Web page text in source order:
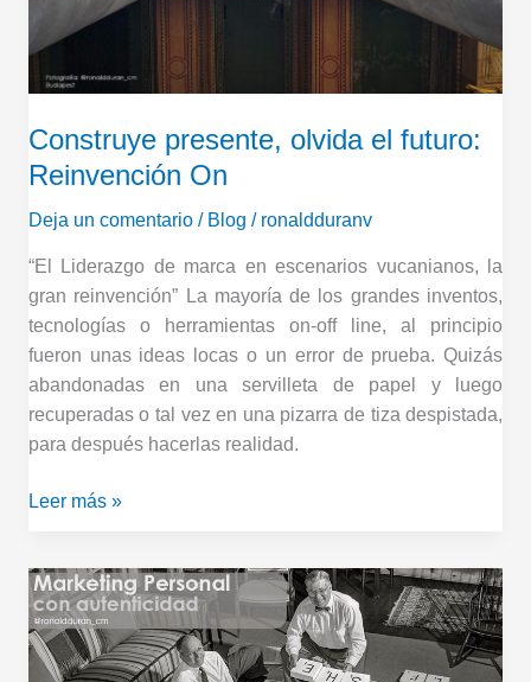
Construye presente, olvida el futuro:
Reinvención On
Deja un comentario / Blog / ronaldduranv
“El Liderazgo de marca en escenarios vucanianos, la
gran reinvención” La mayoría de los grandes inventos,
tecnologías o herramientas on-off line, al principio
fueron unas ideas locas o un error de prueba. Quizás
abandonadas en una servilleta de papel y luego
recuperadas o tal vez en una pizarra de tiza despistada,
para después hacerlas realidad.
Reinvención
On
Leer más »
Cómo
posicionar
tu
Marca